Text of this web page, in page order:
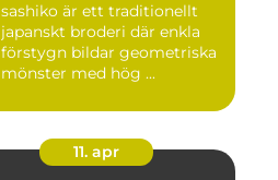
sashiko är ett traditionellt
japanskt broderi där enkla
förstygn bildar geometriska
mönster med hög ...
11. apr